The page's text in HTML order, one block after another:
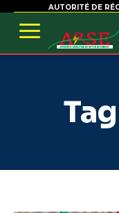
AUTORITÉ DE